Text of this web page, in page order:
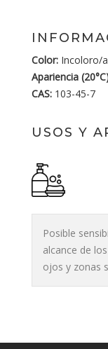
Color: Incoloro/
Apariencia
CAS: 103-45-7
USOS Y
Posible
alcance de
ojos y zonas